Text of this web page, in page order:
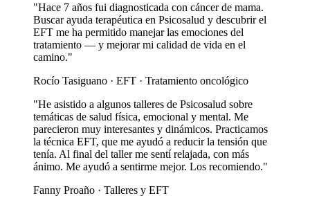
"Hace 7 años fui diagnosticada con cáncer de mama.
Buscar ayuda terapéutica en Psicosalud y descubrir el
EFT me ha permitido manejar las emociones del
tratamiento — y mejorar mi calidad de vida en el
camino."
Rocío Tasiguano · EFT · Tratamiento oncológico
"He asistido a algunos talleres de Psicosalud sobre
temáticas de salud física, emocional y mental. Me
parecieron muy interesantes y dinámicos. Practicamos
la técnica EFT, que me ayudó a reducir la tensión que
tenía. Al final del taller me sentí relajada, con más
ánimo. Me ayudó a sentirme mejor. Los recomiendo."
Fanny Proaño · Talleres y EFT